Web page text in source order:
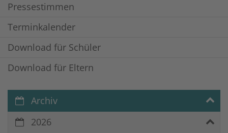
Pressestimmen
Terminkalender
Download für Schüler
Download für Eltern
Archiv
2026